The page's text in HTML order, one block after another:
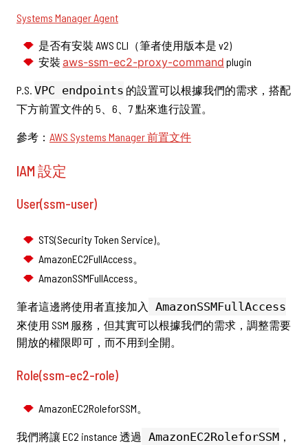
Systems Manager Agent
是否有安裝 AWS CLI（筆者使用版本是 v2)
安裝 aws-ssm-ec2-proxy-command plugin
P.S. VPC endpoints 的設置可以根據我們的需求，搭配
下方前置文件的 5、6、7 點來進行設置。
參考： AWS Systems Manager 前置文件
IAM 設定
User(ssm-user)
STS(Security Token Service)。
AmazonEC2FullAccess。
AmazonSSMFullAccess。
筆者這邊將使用者直接加入 AmazonSSMFullAccess
來使用 SSM 服務，但其實可以根據我們的需求，調整需要
開放的權限即可，而不用到全開。
Role(ssm-ec2-role)
AmazonEC2RoleforSSM。
我們將讓 EC2 instance 透過 AmazonEC2RoleforSSM ，